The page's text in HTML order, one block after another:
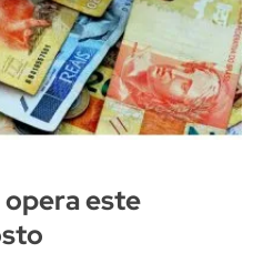
opera este